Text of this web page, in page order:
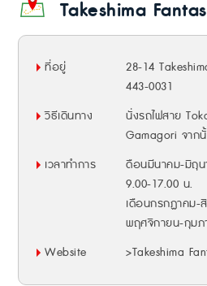
Takeshima
ที่อยู่
28-14
443-0031
วิธีเดินทาง
นั่งรถไฟสาย
Gamagori จาก
เวลาทำการ
ดือนมีนาคม-มิถุ
9.00-17.00 น.
เดือนกรกฏาคม-
พฤศจิกายน-กุม
Website
>Takeshima